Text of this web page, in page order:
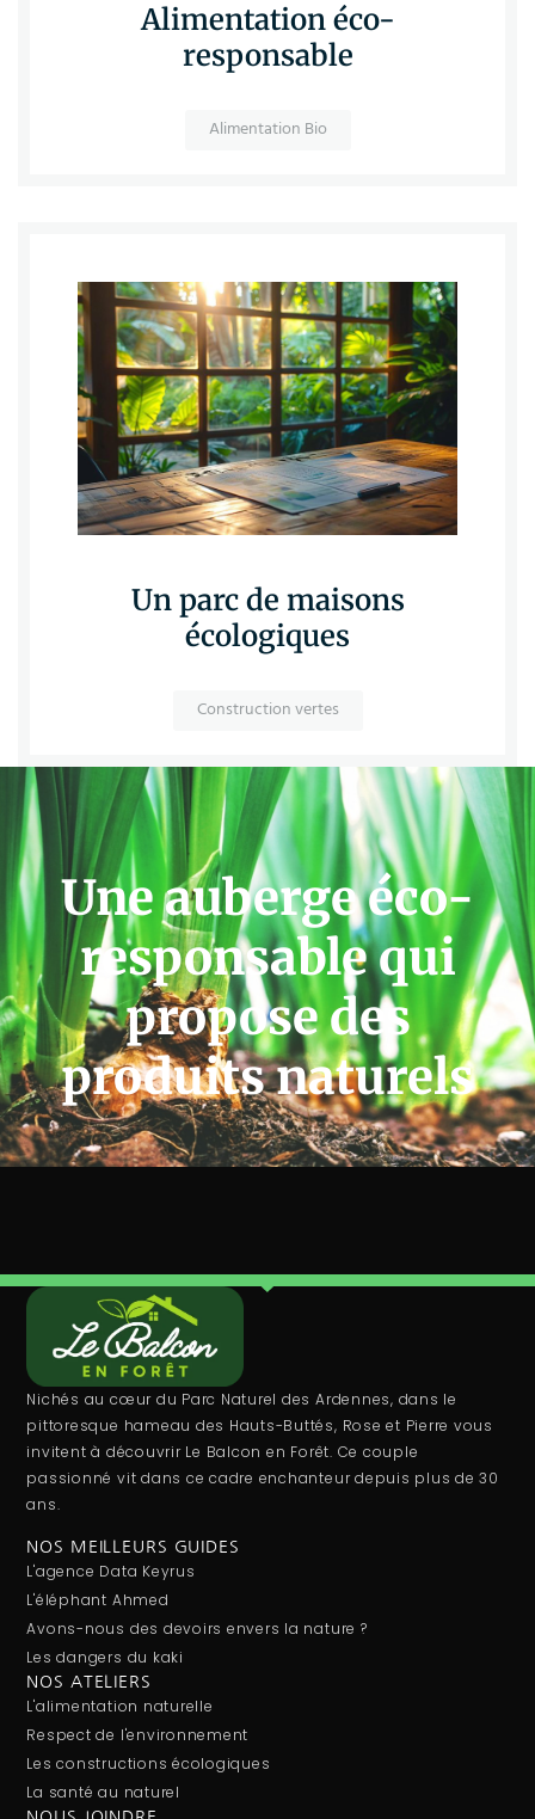
Alimentation éco-
responsable
Alimentation Bio
Un parc de maisons
écologiques
Construction vertes
Une auberge éco-
responsable qui
propose des
produits naturels
Nichés au cœur du Parc Naturel des Ardennes, dans le
pittoresque hameau des Hauts-Buttés, Rose et Pierre vous
invitent à découvrir Le Balcon en Forêt. Ce couple
passionné vit dans ce cadre enchanteur depuis plus de 30
ans.
NOS MEILLEURS GUIDES
L'agence Data Keyrus
L'éléphant Ahmed
Avons-nous des devoirs envers la nature ?
Les dangers du kaki
NOS ATELIERS
L'alimentation naturelle
Respect de l'environnement
Les constructions écologiques
La santé au naturel